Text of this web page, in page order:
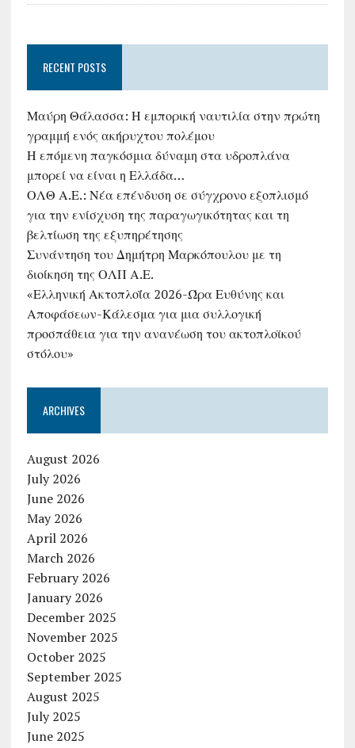
RECENT POSTS
Μαύρη Θάλασσα: Η εμπορική ναυτιλία στην πρώτη
γραμμή ενός ακήρυχτου πολέμου
Η επόμενη παγκόσμια δύναμη στα υδροπλάνα
μπορεί να είναι η Ελλάδα…
ΟΛΘ Α.Ε.: Νέα επένδυση σε σύγχρονο εξοπλισμό
για την ενίσχυση της παραγωγικότητας και τη
βελτίωση της εξυπηρέτησης
Συνάντηση του Δημήτρη Μαρκόπουλου με τη
διοίκηση της ΟΛΠ Α.Ε.
«Ελληνική Ακτοπλοΐα 2026-Ώρα Ευθύνης και
Αποφάσεων-Κάλεσμα για μια συλλογική
προσπάθεια για την ανανέωση του ακτοπλοϊκού
στόλου»
ARCHIVES
August 2026
July 2026
June 2026
May 2026
April 2026
March 2026
February 2026
January 2026
December 2025
November 2025
October 2025
September 2025
August 2025
July 2025
June 2025